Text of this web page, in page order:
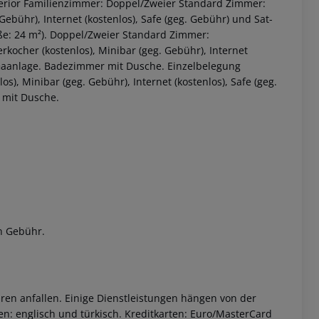
Familienzimmer: Doppel/Zweier Standard Zimmer:
Internet (kostenlos), Safe (geg. Gebühr) und Sat-
24 m²). Doppel/Zweier Standard Zimmer:
(kostenlos), Minibar (geg. Gebühr), Internet
Badezimmer mit Dusche. Einzelbelegung
Minibar (geg. Gebühr), Internet (kostenlos), Safe (geg.
Dusche.
Gebühr.
anfallen. Einige Dienstleistungen hängen von der
englisch und türkisch. Kreditkarten: Euro/MasterCard